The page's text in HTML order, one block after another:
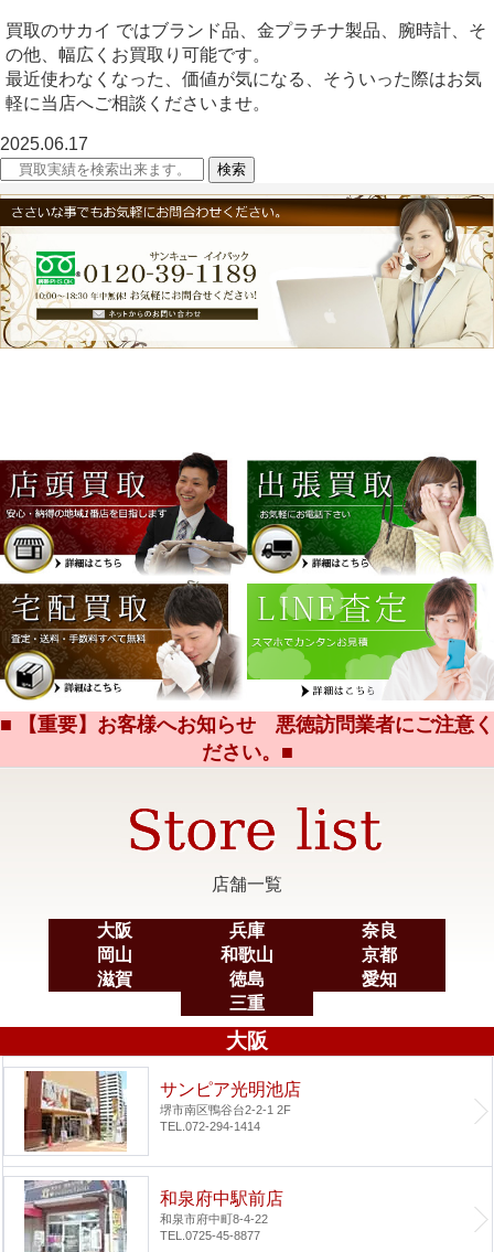
買取のサカイ ではブランド品、金プラチナ製品、腕時計、そ
の他、幅広くお買取り可能です。
最近使わなくなった、価値が気になる、そういった際はお気
軽に当店へご相談くださいませ。
2025.06.17
■ 【重要】お客様へお知らせ 悪徳訪問業者にご注意く
ださい。■
店舗一覧
大阪 兵庫
奈良
岡山
和歌山
京都
滋賀
徳島
愛知
三重
大阪
サンピア光明池店
堺市南区鴨谷台2-2-1 2F
TEL.072-294-1414
和泉府中駅前店
和泉市府中町8-4-22
TEL.0725-45-8877